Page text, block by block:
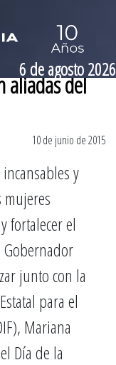
6 de agosto 2026
aliadas del
10 de junio de 2015
y
fortalecer el
junto con la
para el
Mariana
Día de la